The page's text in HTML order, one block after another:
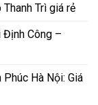
Trì giá rẻ
Định Công –
Hà Nội: Giá